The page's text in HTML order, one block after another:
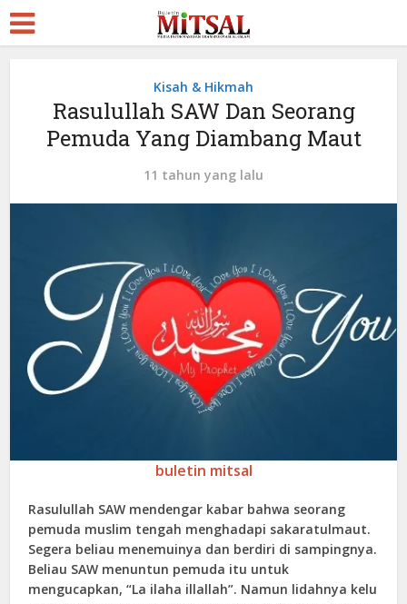
Kisah & Hikmah
Rasulullah SAW Dan Seorang
Pemuda Yang Diambang Maut
11 tahun yang lalu
buletin mitsal
Rasulullah SAW mendengar kabar bahwa seorang
pemuda muslim tengah menghadapi sakaratulmaut.
Segera beliau menemuinya dan berdiri di sampingnya.
Beliau SAW menuntun pemuda itu untuk
mengucapkan, “La ilaha illallah”. Namun lidahnya kelu